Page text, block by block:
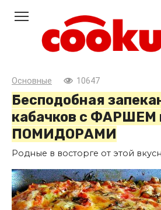
контенту
Основные 10647
Бесподобная
кабачков с ФАРШЕМ
ПОМИДОРАМИ
Родные в восторге от этой